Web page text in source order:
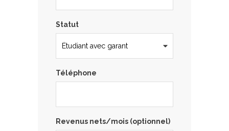
Statut
Téléphone
Revenus nets/mois (optionnel)